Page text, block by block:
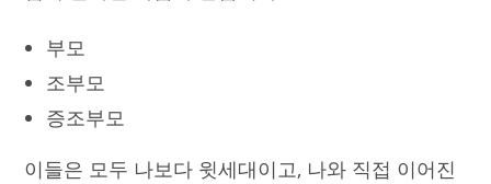
부모
조부모
증조부모
이들은 모두 나보다 윗세대이고, 나와 직접 이어진